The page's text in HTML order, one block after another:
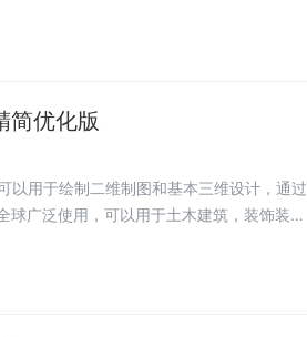
简优化版
以用于绘制二维制图和基本三维设计，通过
球广泛使用，可以用于土木建筑，装饰装